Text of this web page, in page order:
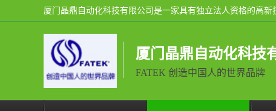
厦门晶鼎自动化科技
FATEK 创造中国人的世界品牌